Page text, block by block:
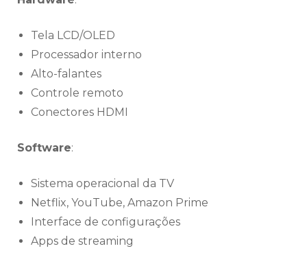
Tela LCD/OLED
Processador interno
Alto-falantes
Controle remoto
Conectores HDMI
Software:
Sistema operacional da TV
Netflix, YouTube, Amazon Prime
Interface de configurações
Apps de streaming